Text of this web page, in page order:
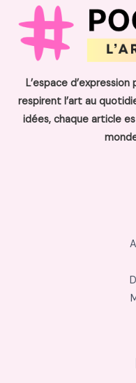
L’espace
respirent l’art au
idées, chaque article